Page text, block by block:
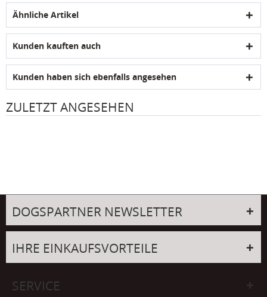
Ähnliche Artikel
Kunden kauften auch
Kunden haben sich ebenfalls angesehen
ZULETZT ANGESEHEN
DOGSPARTNER NEWSLETTER
IHRE EINKAUFSVORTEILE
SERVICE